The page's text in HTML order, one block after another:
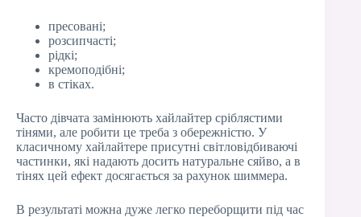
пресовані;
розсипчасті;
рідкі;
кремоподібні;
в стіках.
Часто дівчата замінюють хайлайтер сріблястими
тінями, але робити це треба з обережністю. У
класичному хайлайтере присутні світловідбиваючі
частинки, які надають досить натуральне сяйво, а в
тінях цей ефект досягається за рахунок шиммера.
В результаті можна дуже легко переборщити під час